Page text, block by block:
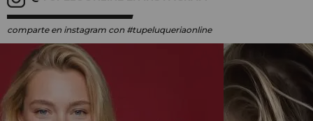
comparte en instagram con #tupeluqueriaonline